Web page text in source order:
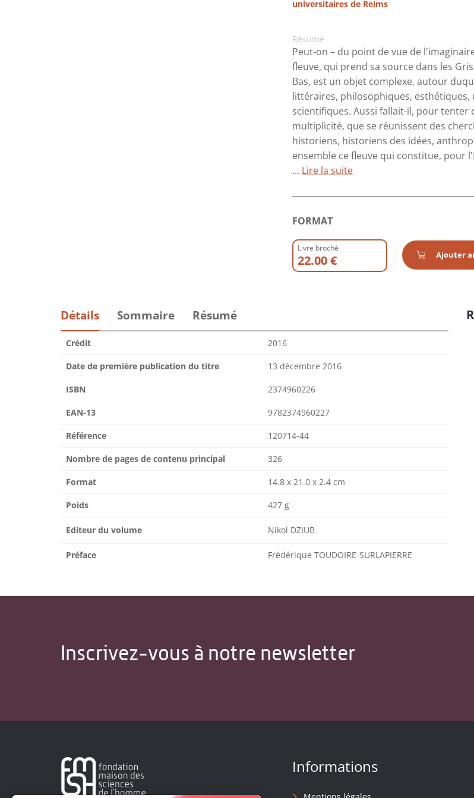
universitaires de Reims
Résumé
Peut-on – du point de vue de
fleuve, qui prend sa source dans les
Bas, est un objet complexe, autour
littéraires, philosophiques,
scientifiques. Aussi fallait-il, pour tenter
multiplicité, que se réunissent des
historiens, historiens des idées,
ensemble ce fleuve qui constitue, pour
... Lire la suite
FORMAT
Livre broché
22.00 € Ajouter
Détails Sommaire Résumé
Crédit 2016
Date de première publication du titre 13 décembre 2016
ISBN 2374960226
EAN-13 9782374960227
Référence 120714-44
Nombre de pages de contenu principal 326
Format 14.8 x 21.0 x 2.4 cm
Poids 427 g
Editeur du volume Nikol DZIUB
Préface Frédérique TOUDOIRE-SURLAPIERRE
Inscrivez-vous à notre newsletter
Informations